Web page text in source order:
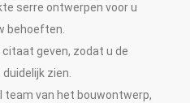
serre ontwerpen voor u
behoeften.
citaat geven, zodat u de
zien.
team van het bouwontwerp,